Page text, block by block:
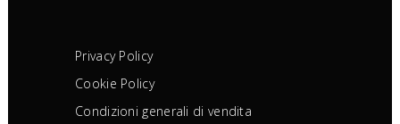
Privacy Policy
Cookie Policy
Condizioni generali di vendita